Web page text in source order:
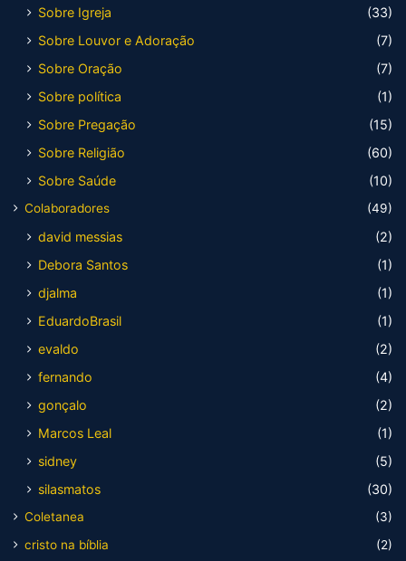
Sobre Igreja
(33)
Sobre Louvor e Adoração
(7)
Sobre Oração
(7)
Sobre política
(1)
Sobre Pregação
(15)
Sobre Religião
(60)
Sobre Saúde
(10)
Colaboradores (49)
david messias
(2)
Debora Santos
(1)
djalma
(1)
EduardoBrasil
(1)
evaldo
(2)
fernando
(4)
gonçalo
(2)
Marcos Leal
(1)
sidney
(5)
silasmatos
(30)
Coletanea
(3)
cristo na bíblia
(2)